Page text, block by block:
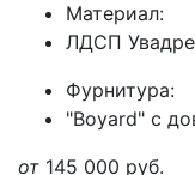
Материал:
ЛДСП
Фурнитура:
"Boyard" с
от 145 000 руб.